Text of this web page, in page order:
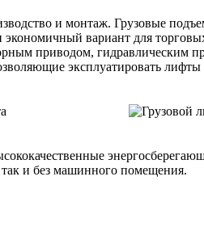
и монтаж. Грузовые
вариант для
приводом, гидравлическим
эксплуатировать
и без машинного помещения.